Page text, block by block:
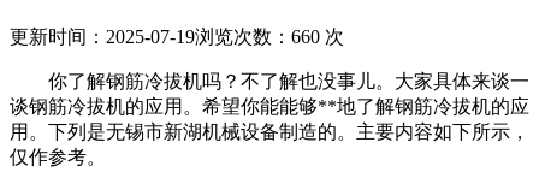
更新时间：2025-07-19浏览次数：660 次
你了解钢筋冷拔机吗？不了解也没事儿。大家具体来谈一
谈钢筋冷拔机的应用。希望你能能够**地了解钢筋冷拔机的应
用。下列是无锡市新湖机械设备制造的。主要内容如下所示，
仅作参考。